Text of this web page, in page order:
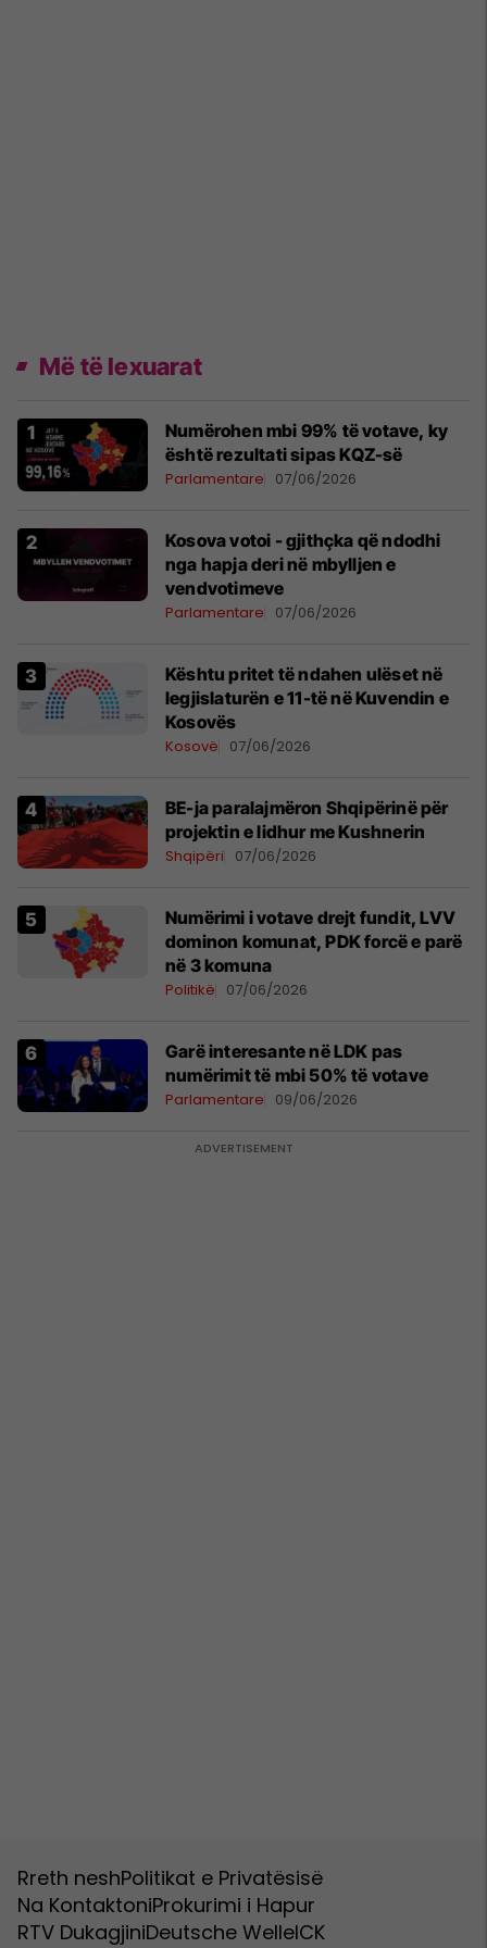
Më të lexuarat
Numërohen mbi 99% të votave, ky
është rezultati sipas KQZ-së
Parlamentare 07/06/2026
Kosova votoi - gjithçka që ndodhi
nga hapja deri në mbylljen e
vendvotimeve
Parlamentare 07/06/2026
Kështu pritet të ndahen ulëset në
legjislaturën e 11-të në Kuvendin e
Kosovës
Kosovë 07/06/2026
BE-ja paralajmëron Shqipërinë për
projektin e lidhur me Kushnerin
Shqipëri 07/06/2026
Numërimi i votave drejt fundit, LVV
dominon komunat, PDK forcë e parë
në 3 komuna
Politikë 07/06/2026
Garë interesante në LDK pas
numërimit të mbi 50% të votave
Parlamentare 09/06/2026
Rreth neshPolitikat e Privatësisë
Na KontaktoniProkurimi i Hapur
RTV DukagjiniDeutsche WelleICK